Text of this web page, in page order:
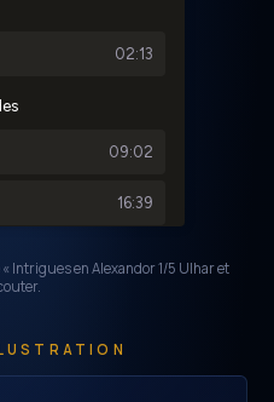
Intrigues en Alexandor 1/5 Ulhar et